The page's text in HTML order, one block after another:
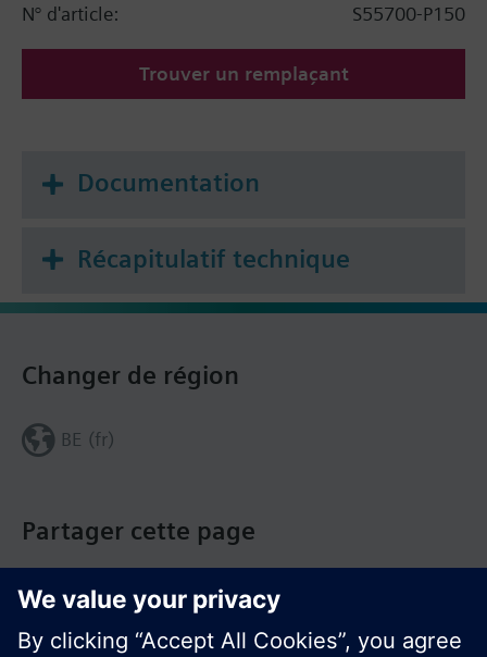
N° d'article:
S55700-P150
Trouver un remplaçant
Documentation
Récapitulatif technique
Partager cette page
Changer de région
BE (fr)